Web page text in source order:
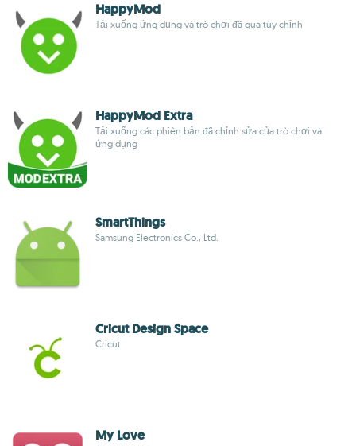
HappyMod
Tải xuống ứng dụng và trò chơi đã qua tùy chỉnh
HappyMod Extra
Tải xuống các phiên bản đã chỉnh sửa của trò chơi và
ứng dụng
Smart​Things
Samsung Electronics Co., Ltd.
Cricut Design Space
Cricut
My Love